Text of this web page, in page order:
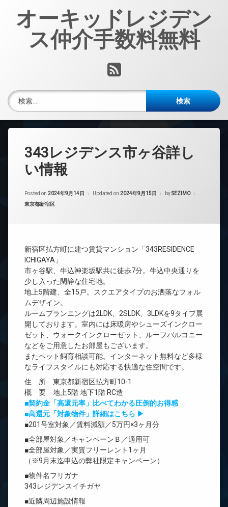
オーキッドレジデン
ス仲介手数料無料
RSS
検索:
343レジデンス市ヶ谷詳し
い情報
Posted on 2024年9月14日 Updated on 2024年9月15日 bySEZIMO
カテゴリー:
東京都新宿区
新宿区払方町に建つ賃貸マンション「343RESIDENCE
ICHIGAYA」
市ヶ谷駅、牛込神楽坂駅共に徒歩7分。牛込中央通りを
少し入った閑静な住宅地。
地上5階建、全15戸。スクエアタイプのお洒落なフォル
ムデザイン。
ルームプランニングは2LDK、2SLDK、3LDKを9タイプ展
開しております。室内には床暖房やシューズインクロー
ゼット、ウォークインクローゼット、ルーフバルコニー
などをご用意したお部屋もございます。
またペット飼育相談可能。インターネット無料など多様
なライフスタイルにも対応する快適な住空間です。
住 所 東京都新宿区払方町10-1
概 要 地上5階 地下1階 RC造
■契約金「高還元率」比べてわかる圧倒的お得感
■高還元「対象物件」詳細はこちら ▶
■201号室対象／賃料減額／5万円×3ヶ月分
■全部屋対象／キャンペーンＢ／適用可
■全部屋対象／実質フリーレント1ヶ月
（※9月末迄申込の弊社限定キャンペーン）
■物件名フリガナ
343レジデンスイチガヤ
■近隣周辺施設情報